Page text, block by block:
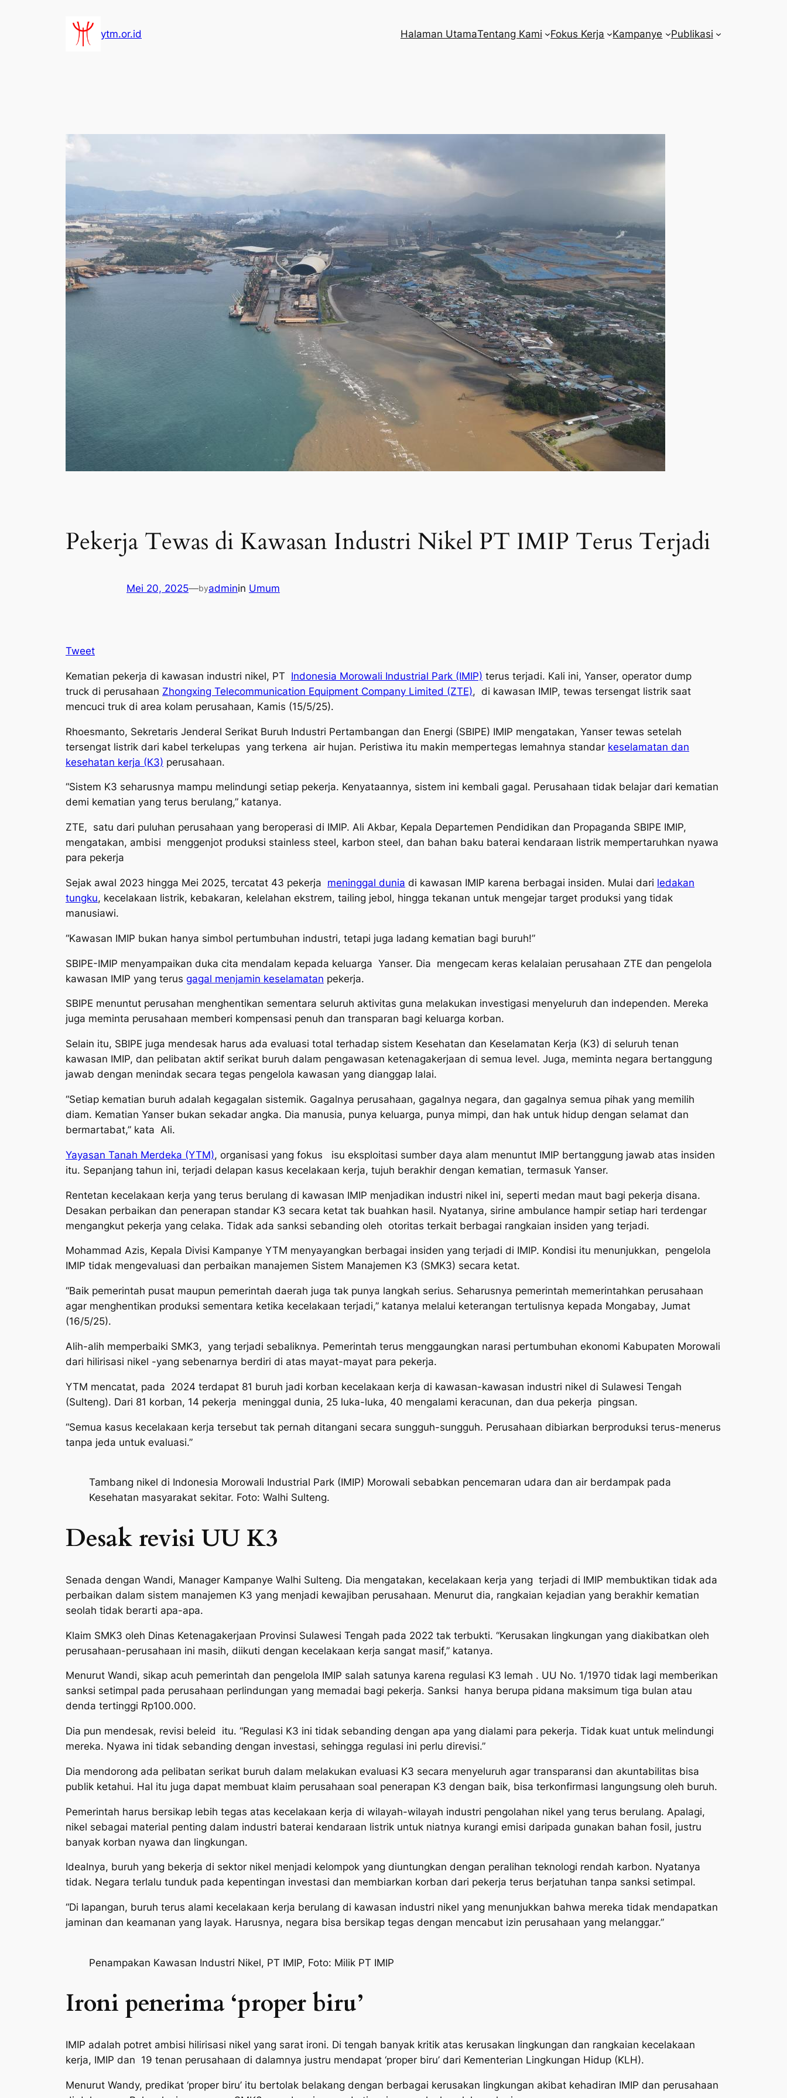
ytm.or.id Halaman UtamaTentang Kami Fokus Kerja Kampanye Publikasi
Pekerja Tewas di Kawasan Industri Nikel PT IMIP Terus Terjadi
Mei 20, 2025—byadminin Umum
Tweet
Kematian pekerja di kawasan industri nikel, PT Indonesia Morowali Industrial Park (IMIP) terus terjadi. Kali ini, Yanser, operator dump
truck di perusahaan Zhongxing Telecommunication Equipment Company Limited (ZTE), di kawasan IMIP, tewas tersengat listrik saat
mencuci truk di area kolam perusahaan, Kamis (15/5/25).
Rhoesmanto, Sekretaris Jenderal Serikat Buruh Industri Pertambangan dan Energi (SBIPE) IMIP mengatakan, Yanser tewas setelah
tersengat listrik dari kabel terkelupas yang terkena air hujan. Peristiwa itu makin mempertegas lemahnya standar keselamatan dan
kesehatan kerja (K3) perusahaan.
“Sistem K3 seharusnya mampu melindungi setiap pekerja. Kenyataannya, sistem ini kembali gagal. Perusahaan tidak belajar dari kematian
demi kematian yang terus berulang,” katanya.
ZTE, satu dari puluhan perusahaan yang beroperasi di IMIP. Ali Akbar, Kepala Departemen Pendidikan dan Propaganda SBIPE IMIP,
mengatakan, ambisi menggenjot produksi stainless steel, karbon steel, dan bahan baku baterai kendaraan listrik mempertaruhkan nyawa
para pekerja
Sejak awal 2023 hingga Mei 2025, tercatat 43 pekerja meninggal dunia di kawasan IMIP karena berbagai insiden. Mulai dari ledakan
tungku, kecelakaan listrik, kebakaran, kelelahan ekstrem, tailing jebol, hingga tekanan untuk mengejar target produksi yang tidak
manusiawi.
“Kawasan IMIP bukan hanya simbol pertumbuhan industri, tetapi juga ladang kematian bagi buruh!”
SBIPE-IMIP menyampaikan duka cita mendalam kepada keluarga Yanser. Dia mengecam keras kelalaian perusahaan ZTE dan pengelola
kawasan IMIP yang terus gagal menjamin keselamatan pekerja.
SBIPE menuntut perusahan menghentikan sementara seluruh aktivitas guna melakukan investigasi menyeluruh dan independen. Mereka
juga meminta perusahaan memberi kompensasi penuh dan transparan bagi keluarga korban.
Selain itu, SBIPE juga mendesak harus ada evaluasi total terhadap sistem Kesehatan dan Keselamatan Kerja (K3) di seluruh tenan
kawasan IMIP, dan pelibatan aktif serikat buruh dalam pengawasan ketenagakerjaan di semua level. Juga, meminta negara bertanggung
jawab dengan menindak secara tegas pengelola kawasan yang dianggap lalai.
“Setiap kematian buruh adalah kegagalan sistemik. Gagalnya perusahaan, gagalnya negara, dan gagalnya semua pihak yang memilih
diam. Kematian Yanser bukan sekadar angka. Dia manusia, punya keluarga, punya mimpi, dan hak untuk hidup dengan selamat dan
bermartabat,” kata Ali.
Yayasan Tanah Merdeka (YTM), organisasi yang fokus isu eksploitasi sumber daya alam menuntut IMIP bertanggung jawab atas insiden
itu. Sepanjang tahun ini, terjadi delapan kasus kecelakaan kerja, tujuh berakhir dengan kematian, termasuk Yanser.
Rentetan kecelakaan kerja yang terus berulang di kawasan IMIP menjadikan industri nikel ini, seperti medan maut bagi pekerja disana.
Desakan perbaikan dan penerapan standar K3 secara ketat tak buahkan hasil. Nyatanya, sirine ambulance hampir setiap hari terdengar
mengangkut pekerja yang celaka. Tidak ada sanksi sebanding oleh otoritas terkait berbagai rangkaian insiden yang terjadi.
Mohammad Azis, Kepala Divisi Kampanye YTM menyayangkan berbagai insiden yang terjadi di IMIP. Kondisi itu menunjukkan, pengelola
IMIP tidak mengevaluasi dan perbaikan manajemen Sistem Manajemen K3 (SMK3) secara ketat.
“Baik pemerintah pusat maupun pemerintah daerah juga tak punya langkah serius. Seharusnya pemerintah memerintahkan perusahaan
agar menghentikan produksi sementara ketika kecelakaan terjadi,” katanya melalui keterangan tertulisnya kepada Mongabay, Jumat
(16/5/25).
Alih-alih memperbaiki SMK3, yang terjadi sebaliknya. Pemerintah terus menggaungkan narasi pertumbuhan ekonomi Kabupaten Morowali
dari hilirisasi nikel -yang sebenarnya berdiri di atas mayat-mayat para pekerja.
YTM mencatat, pada 2024 terdapat 81 buruh jadi korban kecelakaan kerja di kawasan-kawasan industri nikel di Sulawesi Tengah
(Sulteng). Dari 81 korban, 14 pekerja meninggal dunia, 25 luka-luka, 40 mengalami keracunan, dan dua pekerja pingsan.
“Semua kasus kecelakaan kerja tersebut tak pernah ditangani secara sungguh-sungguh. Perusahaan dibiarkan berproduksi terus-menerus
tanpa jeda untuk evaluasi.”
Tambang nikel di Indonesia Morowali Industrial Park (IMIP) Morowali sebabkan pencemaran udara dan air berdampak pada
Kesehatan masyarakat sekitar. Foto: Walhi Sulteng.
Desak revisi UU K3
Senada dengan Wandi, Manager Kampanye Walhi Sulteng. Dia mengatakan, kecelakaan kerja yang terjadi di IMIP membuktikan tidak ada
perbaikan dalam sistem manajemen K3 yang menjadi kewajiban perusahaan. Menurut dia, rangkaian kejadian yang berakhir kematian
seolah tidak berarti apa-apa.
Klaim SMK3 oleh Dinas Ketenagakerjaan Provinsi Sulawesi Tengah pada 2022 tak terbukti. “Kerusakan lingkungan yang diakibatkan oleh
perusahaan-perusahaan ini masih, diikuti dengan kecelakaan kerja sangat masif,” katanya.
Menurut Wandi, sikap acuh pemerintah dan pengelola IMIP salah satunya karena regulasi K3 lemah . UU No. 1/1970 tidak lagi memberikan
sanksi setimpal pada perusahaan perlindungan yang memadai bagi pekerja. Sanksi hanya berupa pidana maksimum tiga bulan atau
denda tertinggi Rp100.000.
Dia pun mendesak, revisi beleid itu. “Regulasi K3 ini tidak sebanding dengan apa yang dialami para pekerja. Tidak kuat untuk melindungi
mereka. Nyawa ini tidak sebanding dengan investasi, sehingga regulasi ini perlu direvisi.”
Dia mendorong ada pelibatan serikat buruh dalam melakukan evaluasi K3 secara menyeluruh agar transparansi dan akuntabilitas bisa
publik ketahui. Hal itu juga dapat membuat klaim perusahaan soal penerapan K3 dengan baik, bisa terkonfirmasi langungsung oleh buruh.
Pemerintah harus bersikap lebih tegas atas kecelakaan kerja di wilayah-wilayah industri pengolahan nikel yang terus berulang. Apalagi,
nikel sebagai material penting dalam industri baterai kendaraan listrik untuk niatnya kurangi emisi daripada gunakan bahan fosil, justru
banyak korban nyawa dan lingkungan.
Idealnya, buruh yang bekerja di sektor nikel menjadi kelompok yang diuntungkan dengan peralihan teknologi rendah karbon. Nyatanya
tidak. Negara terlalu tunduk pada kepentingan investasi dan membiarkan korban dari pekerja terus berjatuhan tanpa sanksi setimpal.
“Di lapangan, buruh terus alami kecelakaan kerja berulang di kawasan industri nikel yang menunjukkan bahwa mereka tidak mendapatkan
jaminan dan keamanan yang layak. Harusnya, negara bisa bersikap tegas dengan mencabut izin perusahaan yang melanggar.”
Penampakan Kawasan Industri Nikel, PT IMIP, Foto: Milik PT IMIP
Ironi penerima ‘proper biru’
IMIP adalah potret ambisi hilirisasi nikel yang sarat ironi. Di tengah banyak kritik atas kerusakan lingkungan dan rangkaian kecelakaan
kerja, IMIP dan 19 tenan perusahaan di dalamnya justru mendapat ‘proper biru’ dari Kementerian Lingkungan Hidup (KLH).
Menurut Wandy, predikat ‘proper biru’ itu bertolak belakang dengan berbagai kerusakan lingkungan akibat kehadiran IMIP dan perusahaan